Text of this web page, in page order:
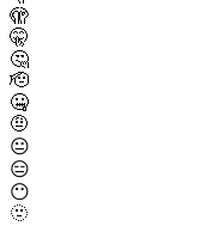
🫣
🤫
🤔
🫡
🤐
🤨
😐
😑
😶
🫥